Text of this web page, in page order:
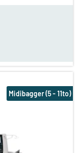
Midibagger (5 - 11to)